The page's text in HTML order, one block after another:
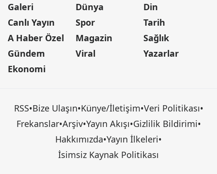
Galeri
Canlı Yayın
A Haber Özel
Gündem
Ekonomi
Dünya
Spor
Magazin
Viral
Din
Tarih
Sağlık
Yazarlar
RSS•Bize Ulaşın•Künye/İletişim•Veri Politikası•
Frekanslar•Arşiv•Yayın Akışı•Gizlilik Bildirimi•
Hakkımızda•Yayın İlkeleri•
İsimsiz Kaynak Politikası